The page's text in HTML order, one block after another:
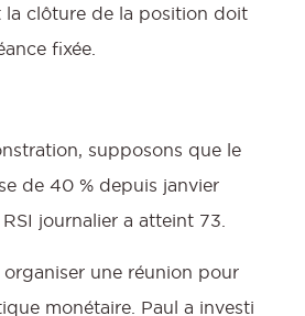
la clôture de la position doit
fixée.
supposons que le
de 40 % depuis janvier
journalier a atteint 73.
organiser une réunion pour
monétaire. Paul a investi